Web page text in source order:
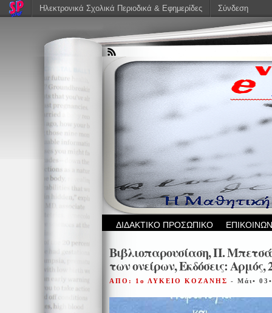
ΔΙΔΑΚΤΙΚΟ ΠΡΟΣΩΠΙΚΟ
Βιβλιοπαρουσίαση, Π.
των ονείρων, Εκδόσεις:
ΑΠΟ: 1ο ΛΥΚΕΙΟ ΚΟΖΑΝΗΣ - Μάι•
Ηλεκτρονικά Σχολικά Περιοδικά & Εφημερίδες Σύνδεση